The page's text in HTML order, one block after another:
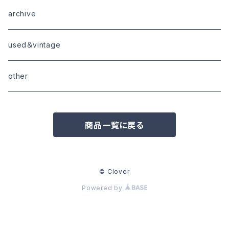
goods
shoes
shoes
bottoms
boots・sneaker
goods
tops
bottoms
boots
outer
tops
tops
bottoms
archive
used＆vintage
other
商品一覧に戻る
© Clover
Powered by